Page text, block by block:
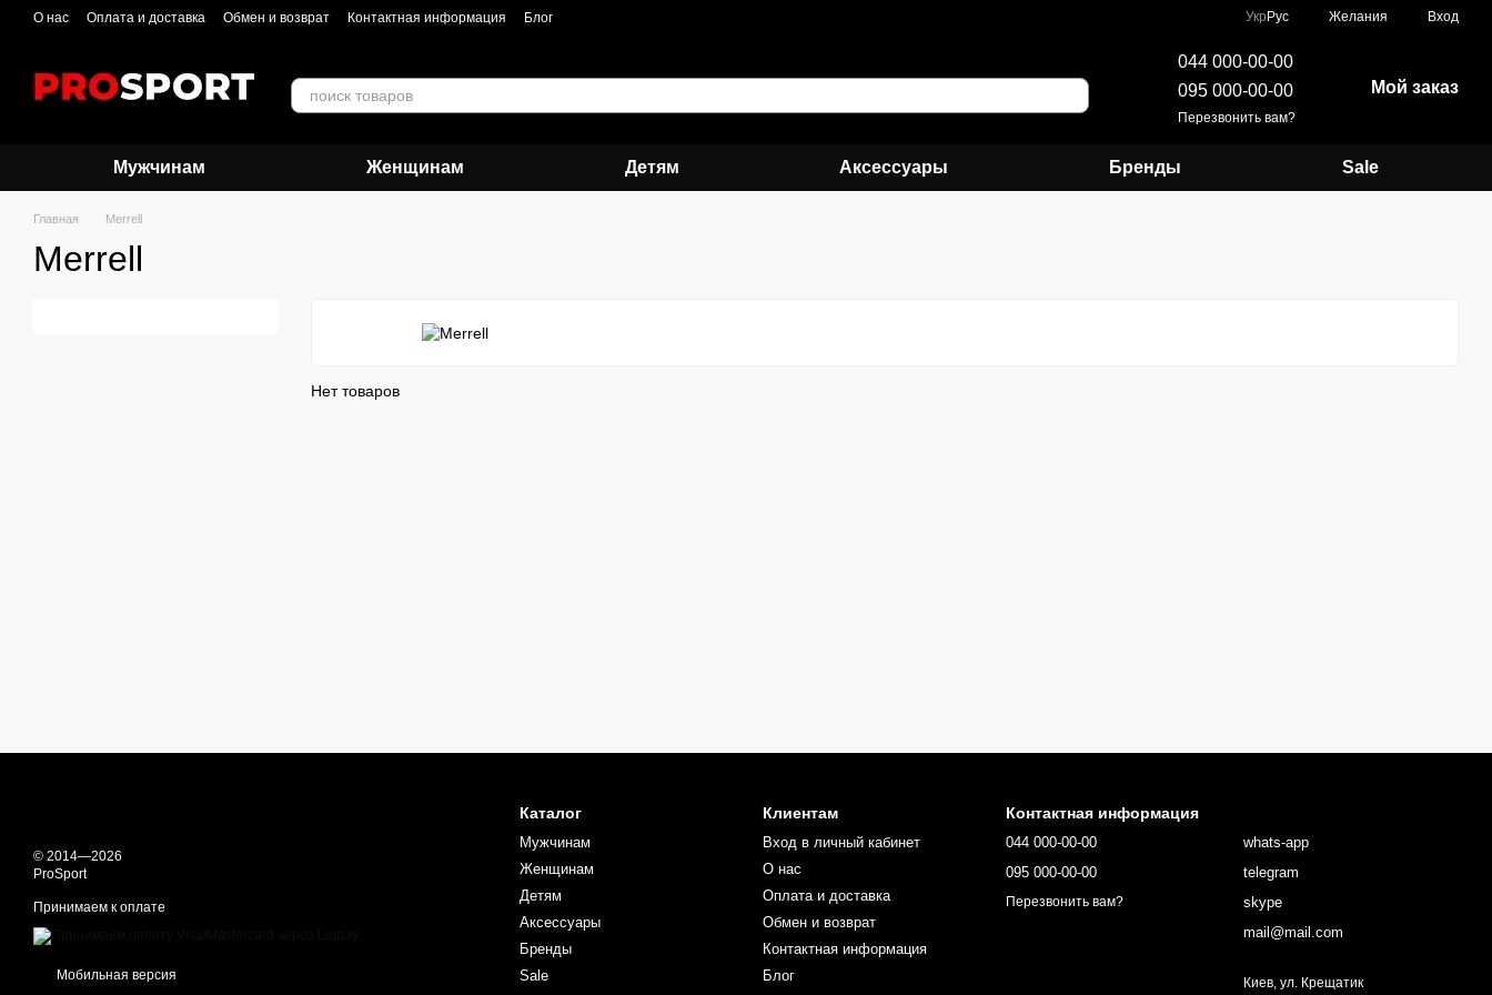
Перейти к основному контенту
О нас Оплата и доставка Обмен и возврат Контактная информация Блог Укр Рус Желания Вход
044 000-00-00
095 000-00-00
Перезвонить вам?
Мой заказ
Мужчинам Женщинам Детям Аксессуары Бренды Sale
Главная Merrell
Merrell
Нет товаров
© 2014—2026
ProSport
Принимаем к оплате
Мобильная версия
Каталог
Мужчинам
Женщинам
Детям
Аксессуары
Бренды
Sale
Клиентам
Вход в личный кабинет
О нас
Оплата и доставка
Обмен и возврат
Контактная информация
Блог
Контактная информация
044 000-00-00
095 000-00-00
Перезвонить вам?
whats-app
telegram
skype
mail@mail.com
Киев, ул. Крещатик